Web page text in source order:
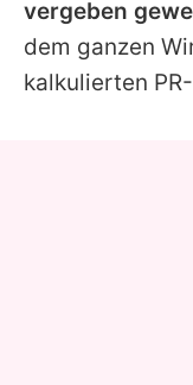
vergeben
dem ganzen
kalkulierten